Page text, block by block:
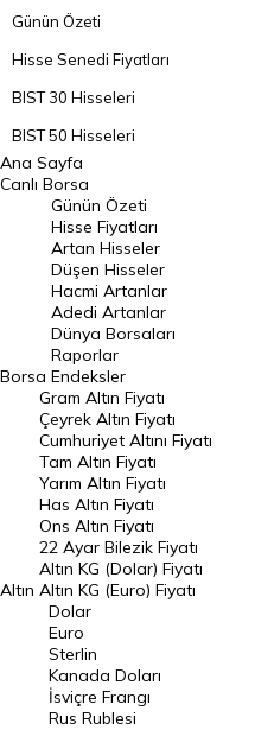
Günün Özeti
Hisse Senedi Fiyatları
BIST 30 Hisseleri
BIST 50 Hisseleri
BIST 100 Hisseleri
En Çok Artan Hisseler
En Çok Düşen Hisseler
Hacmi Artanlar
Geçmiş Kapanışlar
Dünya Borsaları
Raporlar
Endeksler
DÖVİZ
Döviz Kuru
Dolar Kuru
Euro Kuru
Pound Kuru
Frank Kuru
Riyal Kuru
Ana Sayfa
Canlı Borsa
Borsa
Günün Özeti
Hisse Fiyatları
Artan Hisseler
Düşen Hisseler
Hacmi Artanlar
Adedi Artanlar
Dünya Borsaları
Raporlar
Endeksler
Altın
Gram Altın Fiyatı
Çeyrek Altın Fiyatı
Cumhuriyet Altını Fiyatı
Tam Altın Fiyatı
Yarım Altın Fiyatı
Has Altın Fiyatı
Ons Altın Fiyatı
22 Ayar Bilezik Fiyatı
Altın KG (Dolar) Fiyatı
Altın KG (Euro) Fiyatı
Dolar
Euro
Sterlin
Kanada Doları
İsviçre Frangı
Rus Rublesi